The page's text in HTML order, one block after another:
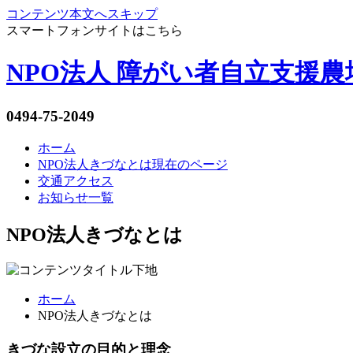
コンテンツ本文へスキップ
スマートフォンサイトはこちら
NPO法人 障がい者自立支援
0494-75-2049
ホーム
NPO法人きづなとは現在のページ
交通アクセス
お知らせ一覧
NPO法人きづなとは
ホーム
NPO法人きづなとは
きづな設立の目的と理念